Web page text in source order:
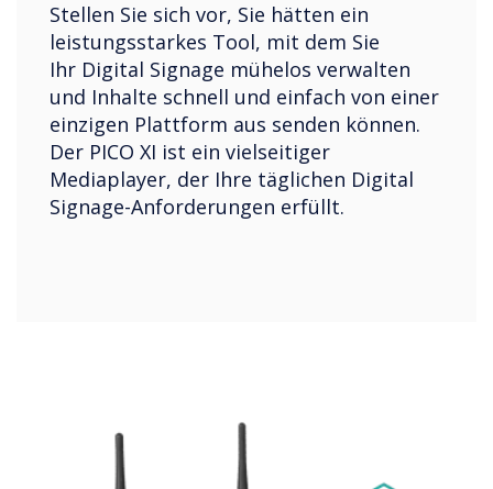
Stellen Sie sich vor, Sie hätten ein
leistungsstarkes Tool, mit dem Sie
Ihr Digital Signage mühelos verwalten
und Inhalte schnell und einfach von einer
einzigen Plattform aus senden können.
Der PICO XI ist ein vielseitiger
Mediaplayer, der Ihre täglichen Digital
Signage-Anforderungen erfüllt.